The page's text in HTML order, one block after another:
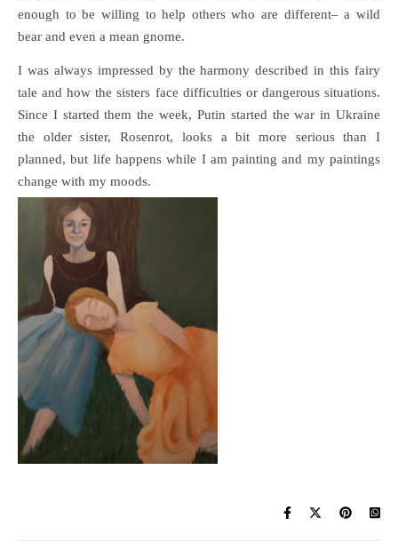
enough to be willing to help others who are different– a wild
bear and even a mean gnome.
I was always impressed by the harmony described in this fairy
tale and how the sisters face difficulties or dangerous situations.
Since I started them the week, Putin started the war in Ukraine
the older sister, Rosenrot, looks a bit more serious than I
planned, but life happens while I am painting and my paintings
change with my moods.